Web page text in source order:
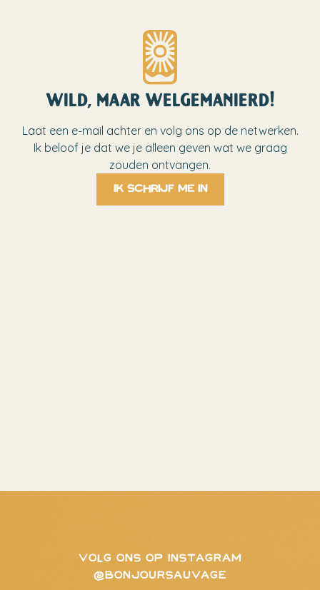
wild, maar welgemanierd!
Laat een e-mail achter en volg ons op de netwerken.
Ik beloof je dat we je alleen geven wat we graag
zouden ontvangen.
Ik schrijf me in
VOLG ONS OP INSTAGRAM
@BONJOURSAUVAGE